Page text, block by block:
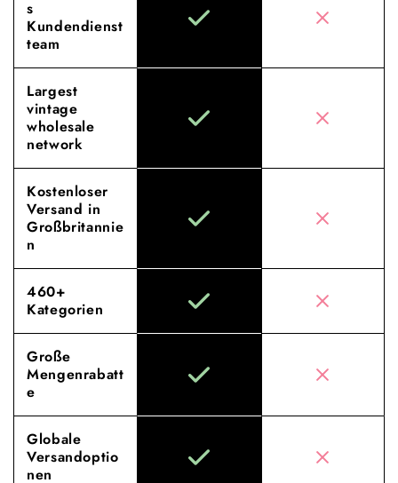
s
Kundendienst
team
Largest
vintage
wholesale
network
Kostenloser
Versand in
Großbritannie
n
460+
Kategorien
Große
Mengenrabatt
e
Globale
Versandoptio
nen